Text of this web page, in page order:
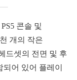
콘솔 및
개의 작은
드셋의 전면 및 후
어 있어 플레이